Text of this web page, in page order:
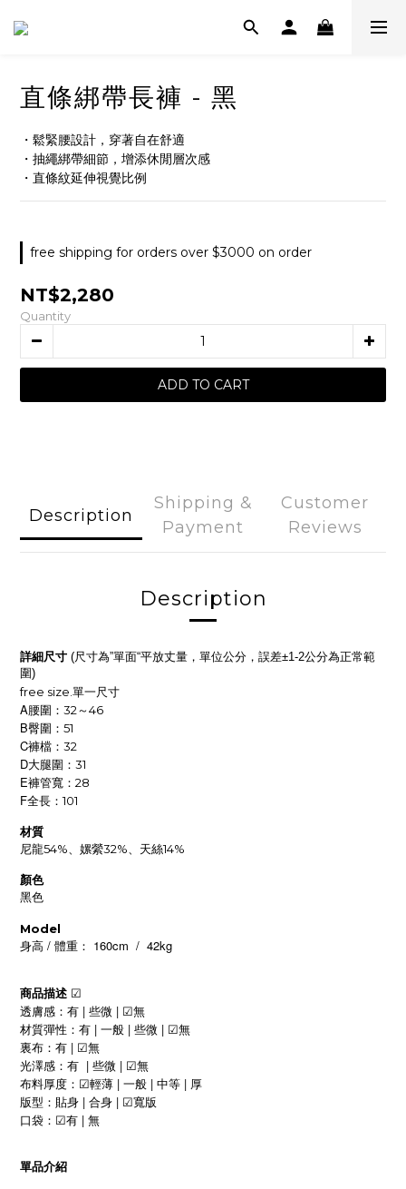
直條綁帶長褲 - 黑
・鬆緊腰設計，穿著自在舒適
・抽繩綁帶細節，增添休閒層次感
・直條紋延伸視覺比例
free shipping for orders over $3000 on order
NT$2,280
Quantity
ADD TO CART
Description
Shipping &
Payment
Customer
Reviews
Description
詳細尺寸 (尺寸為”單面“平放丈量，單位公分，誤差±1-2公分為正常範
圍)
free size. 單一尺寸
A腰圍：32～46
B臀圍：51
C褲檔：32
D大腿圍：31
E褲管寬：28
F全長：101
材質
尼龍54%、嫘縈32%、天絲14%
顏色
黑色
Model
身高 / 體重： 160cm / 42kg
商品描述 ☑
透膚感：有 | 些微 | ☑無
材質彈性：有 | 一般 | 些微 | ☑無
裏布：有 | ☑無
光澤感：有 | 些微 | ☑無
布料厚度： ☑輕薄 | 一般 | 中等 | 厚
版型：貼身 | 合身 | ☑寬版
口袋： ☑有 | 無
單品介紹